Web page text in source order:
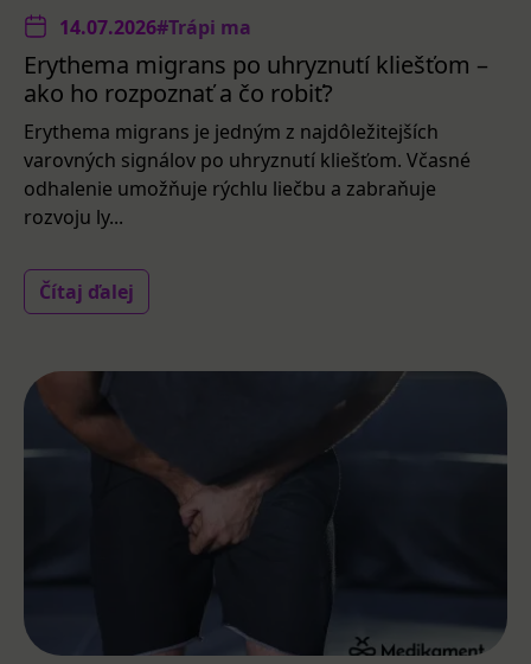
14.07.2026#Trápi ma
Erythema migrans po uhryznutí kliešťom –
ako ho rozpoznať a čo robiť?
Erythema migrans je jedným z najdôležitejších
varovných signálov po uhryznutí kliešťom. Včasné
odhalenie umožňuje rýchlu liečbu a zabraňuje
rozvoju ly...
Čítaj ďalej